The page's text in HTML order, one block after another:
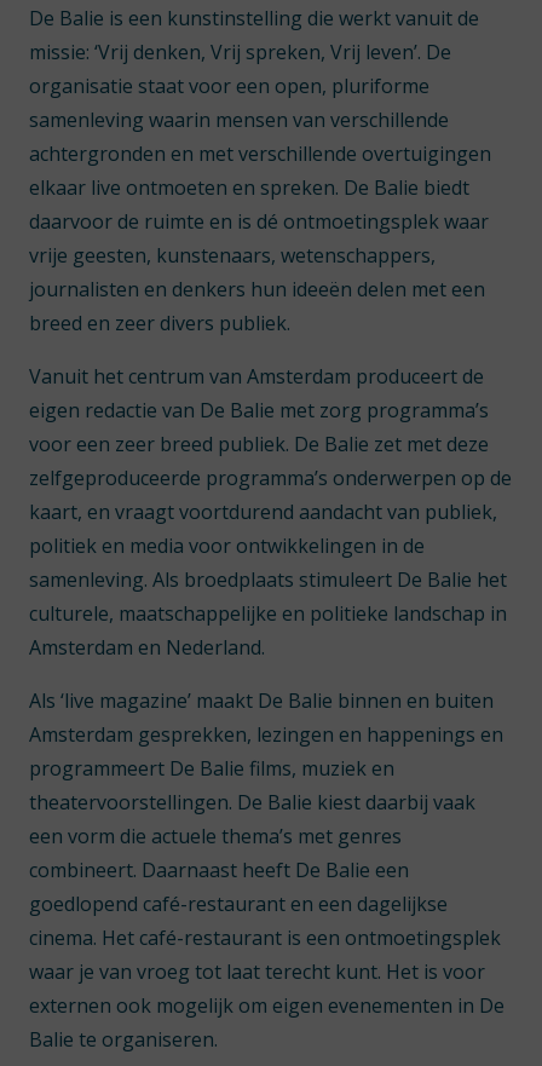
De Balie is een kunstinstelling die werkt vanuit de
missie: ‘Vrij denken, Vrij spreken, Vrij leven’. De
organisatie staat voor een open, pluriforme
samenleving waarin mensen van verschillende
achtergronden en met verschillende overtuigingen
elkaar live ontmoeten en spreken. De Balie biedt
daarvoor de ruimte en is dé ontmoetingsplek waar
vrije geesten, kunstenaars, wetenschappers,
journalisten en denkers hun ideeën delen met een
breed en zeer divers publiek.
Vanuit het centrum van Amsterdam produceert de
eigen redactie van De Balie met zorg programma’s
voor een zeer breed publiek. De Balie zet met deze
zelfgeproduceerde programma’s onderwerpen op de
kaart, en vraagt voortdurend aandacht van publiek,
politiek en media voor ontwikkelingen in de
samenleving. Als broedplaats stimuleert De Balie het
culturele, maatschappelijke en politieke landschap in
Amsterdam en Nederland.
Als ‘live magazine’ maakt De Balie binnen en buiten
Amsterdam gesprekken, lezingen en happenings en
programmeert De Balie films, muziek en
theatervoorstellingen. De Balie kiest daarbij vaak
een vorm die actuele thema’s met genres
combineert. Daarnaast heeft De Balie een
goedlopend café-restaurant en een dagelijkse
cinema. Het café-restaurant is een ontmoetingsplek
waar je van vroeg tot laat terecht kunt. Het is voor
externen ook mogelijk om eigen evenementen in De
Balie te organiseren.